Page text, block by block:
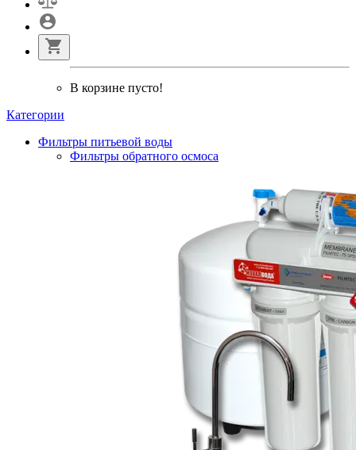
В корзине пусто!
Категории
Фильтры питьевой воды
Фильтры обратного осмоса